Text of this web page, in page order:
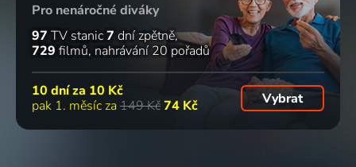
Pro nenáročné diváky
97 TV stanic7 dní zpětně
729 filmů nahrávání 20 pořadů
10 dní za 10 Kč
pak 1. měsíc za 149 Kč74 Kč Vybrat